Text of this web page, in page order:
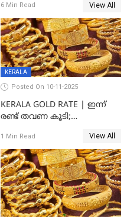
എന്തൊക്കെയാണെന്ന്
നോക്കാം
6 Min Read View All
KERALA
Posted On 10-11-2025
KERALA GOLD RATE | ഇന്ന്
രണ്ട് തവണ കൂടി;
1 Min Read View All